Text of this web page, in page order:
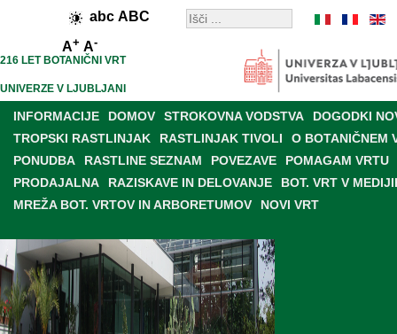
abc ABC
A+ A-
216 LET BOTANIČNI VRT
UNIVERZE V LJUBLJANI
INFORMACIJE DOMOV STROKOVNA VODSTVA
DOGODKI
TROPSKI RASTLINJAK
RASTLINJAK TIVOLI
O BOTANIČNEM
PONUDBA
RASTLINE SEZNAM POVEZAVE
POMAGAM VRTU
PRODAJALNA
RAZISKAVE IN DELOVANJE
BOT. VRT V
MREŽA BOT. VRTOV IN ARBORETUMOV
NOVI VRT